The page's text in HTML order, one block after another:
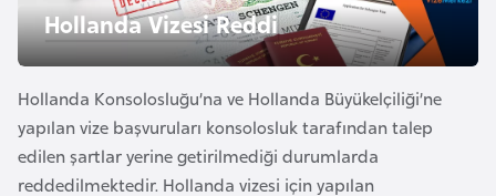
i
z
e
İ
ş
l
e
i
Hollanda Vizesi Reddi
Hollanda Konsolosluğu’na ve Hollanda Büyükelçiliği’ne
yapılan vize başvuruları konsolosluk tarafından talep
edilen şartlar yerine getirilmediği durumlarda
reddedilmektedir. Hollanda vizesi için yapılan
v
u
t
u
r